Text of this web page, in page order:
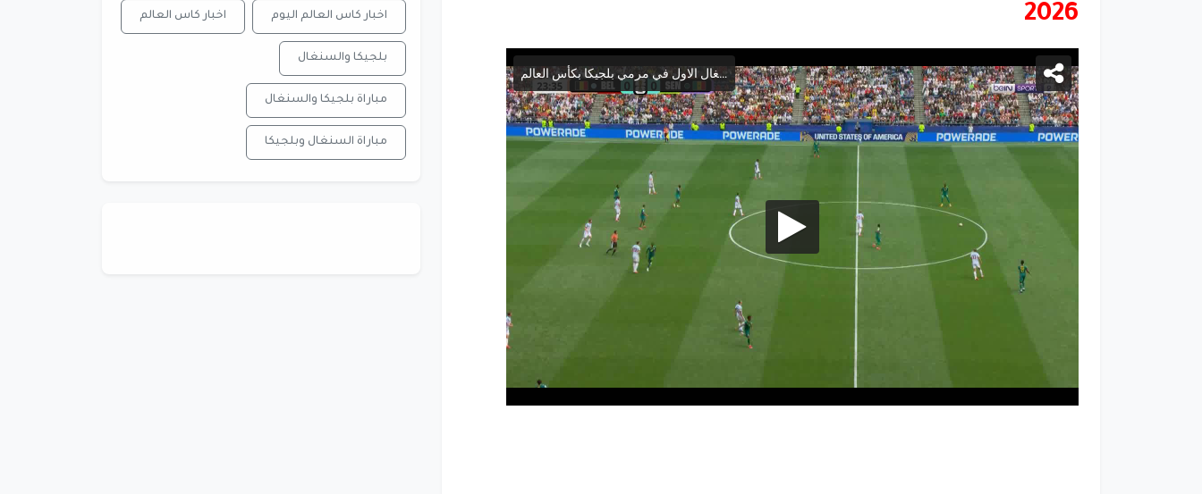
2026
اخبار كاس العالم اليوم اخبار كاس العالم
بلجيكا والسنغال
مباراة بلجيكا والسنغال
مباراة السنغال وبلجيكا